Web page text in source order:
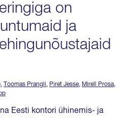
on
ja
, Toomas Prangli, Piret Jesse, Mirell Prosa,
Eesti kontori ühinemis- ja